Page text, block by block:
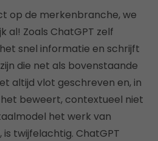
op de merkenbranche, we
al! Zoals ChatGPT zelf
snel informatie en schrijft
die net als bovenstaande
altijd vlot geschreven en, in
beweert, contextueel niet
het werk van
twijfelachtig. ChatGPT